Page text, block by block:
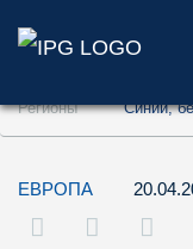
Перейти к
Перейти к
Перейти к
Регионы Синий,
ЕВРОПА